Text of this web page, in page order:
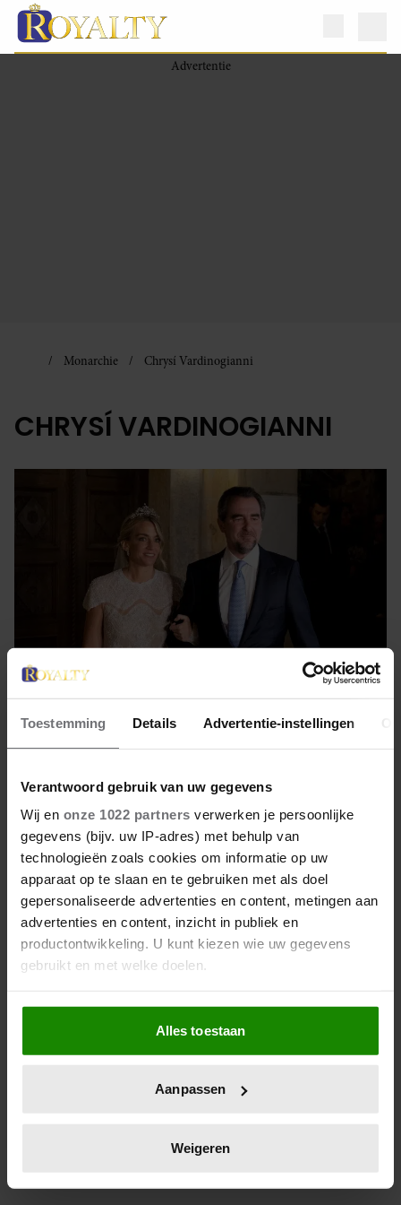
Toestemming Details Advertentie-instellingen
Verantwoord gebruik van uw gegevens
Wij en onze 1022 partners verwerken je persoonlijke
gegevens (bijv. uw IP-adres) met behulp van
technologieën zoals cookies om informatie op uw
apparaat op te slaan en te gebruiken met als doel
gepersonaliseerde advertenties en content, metingen aan
advertenties en content, inzicht in publiek en
productontwikkeling. U kunt kiezen wie uw gegevens
gebruikt en met welke doelen.
Als u het toestaat, willen we ook graag:
Informatie verzamelen over uw geografische
locatie, die tot een paar meter nauwkeurig kan zijn
scannen op specifieke eigenschappen (fingerprinting)
verwerkt en stel uw voorkeuren in het
intrekken in de Cookieverklaring.
Alles toestaan
Aanpassen
Weigeren
Monarchie Chrysí Vardinogianni
CHRYSÍ VARDINOGIANNI
8 februari 2025
TWEE WEKEN NA VERLOVING
AL GETROUWD: GRIEKSE PRINS
NIKOLAOS TROUWT MET
CHRYSÍ VARDINOGIANNI
De eerste koninklijke bruiloft van het jaar is een feit!
Prins Nikolaos van Griekenland is opnieuw in het
huwelijksbootje gestapt, slechts negen maanden na
zijn scheiding van prinses Tatiana.